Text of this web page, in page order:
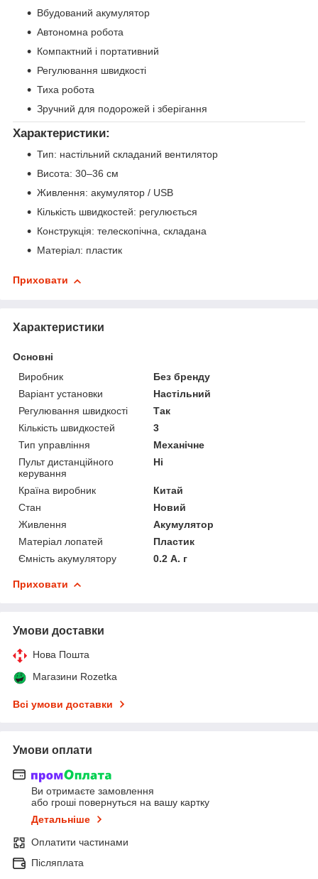
Вбудований акумулятор
Автономна робота
Компактний і портативний
Регулювання швидкості
Тиха робота
Зручний для подорожей і зберігання
Характеристики:
Тип: настільний складаний вентилятор
Висота: 30–36 см
Живлення: акумулятор / USB
Кількість швидкостей: регулюється
Конструкція: телескопічна, складана
Матеріал: пластик
Приховати
Характеристики
Основні
Виробник
Без бренду
Варіант установки
Настільний
Регулювання швидкості
Так
Кількість швидкостей
3
Тип управління
Механічне
Пульт дистанційного
керування
Ні
Країна виробник
Китай
Стан
Новий
Живлення
Акумулятор
Матеріал лопатей
Пластик
Ємність акумулятору
0.2 А. г
Приховати
Умови доставки
Нова Пошта
Магазини Rozetka
Всі умови доставки
Умови оплати
Ви отримаєте замовлення
або гроші повернуться на вашу картку
Детальніше
Оплатити частинами
Післяплата